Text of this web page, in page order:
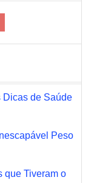
Dicas de Saúde
Peso
que Tiveram o